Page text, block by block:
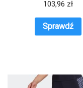
103,96 zł
Sprawdź